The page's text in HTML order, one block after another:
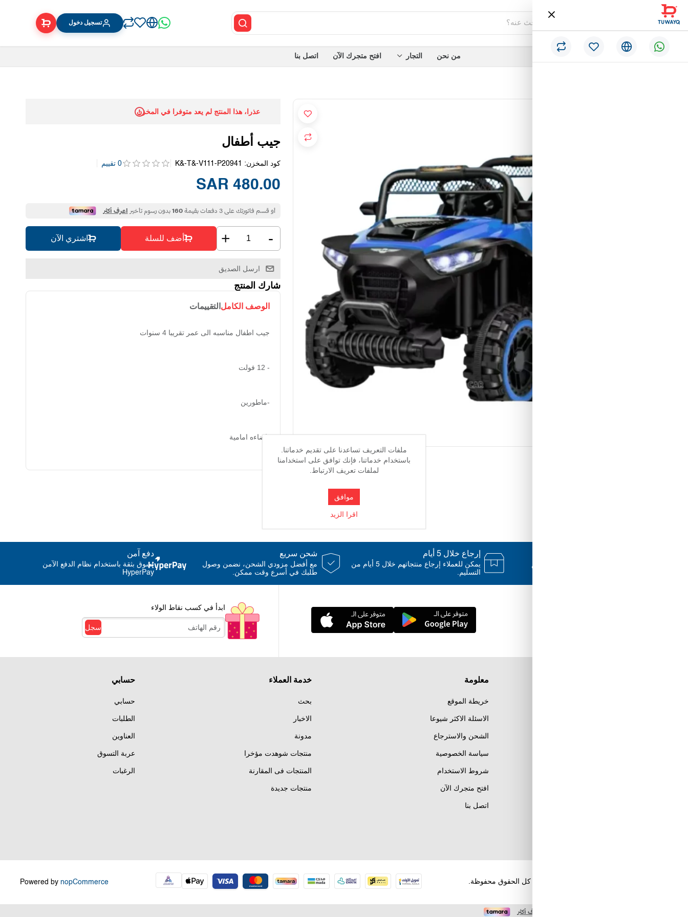
تسجيل دخول
من نحن التجار افتح متجرك الآن اتصل بنا
عذرا، هذا المنتج لم يعد متوفرا في المخزن
جيب أطفال
كود المخزن: K&-T&-V111-P20941 0 تقييم
480.00 SAR
-
+ أضف للسلة اشتري الآن
ارسل الصديق
شارك المنتج
الوصف الكامل التقييمات
جيب اطفال مناسبه الى عمر تقريبا 4 سنوات
- 12 فولت
-ماطورين
-اضاءه امامية
- ابواب تفتح
-مدخل يوسبي
-اصوات
- هزاز
فريقنا متاح للإجابة على أسئلتك وتقديم
إرجاع خلال 5 أيام
يمكن للعملاء إرجاع منتجاتهم خلال 5 أيام من
التسليم.
شحن سريع
مع أفضل مزودي الشحن، نضمن وصول
طلبك في أسرع وقت ممكن.
دفع آمن
تسوق بثقة باستخدام نظام الدفع الآمن
HyperPay
ابدأ في كسب نقاط الولاء
سجل
معلومة
خريطة الموقع
الاسئلة الاكثر شيوعا
الشحن والاسترجاع
سياسة الخصوصية
شروط الاستخدام
افتح متجرك الآن
اتصل بنا
خدمة العملاء
بحث
الاخبار
مدونة
منتجات شوهدت مؤخرا
المنتجات فى المقارنة
منتجات جديدة
حسابي
حسابي
الطلبات
العناوين
عربة التسوق
الرغبات
Powered by nopCommerce
ملفات التعريف تساعدنا على تقديم خدماتنا.
باستخدام خدماتنا، فإنك توافق على استخدامنا
لملفات تعريف الارتباط.
موافق
اقرا الزيد